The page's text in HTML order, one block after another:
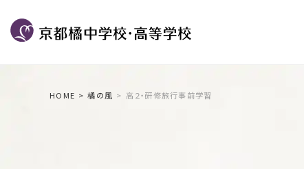
HOME 橘の風 高２・研修旅行事前学習